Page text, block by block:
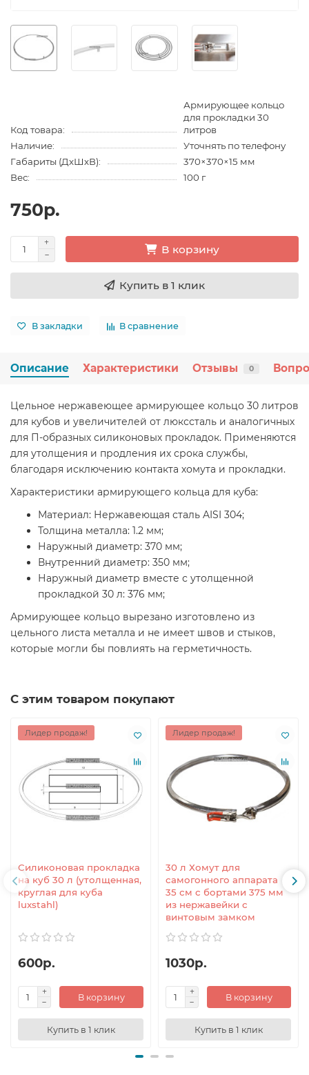
Код товара:
Армирующее кольцо
для прокладки 30
литров
Наличие:
Уточнять по телефону
Габариты (ДхШхВ):
370×370×15 мм
Вес:
100 г
750р.
В корзину
Купить в 1 клик
В закладки В сравнение
Описание Характеристики Отзывы 0
Цельное нержавеющее армирующее кольцо 30 литров
для кубов и увеличителей от люкссталь и аналогичных
для П-образных силиконовых прокладок. Применяются
для утолщения и продления их срока службы,
благодаря исключению контакта хомута и прокладки.
Характеристики армирующего кольца для куба:
Материал: Нержавеющая сталь AISI 304;
Толщина металла: 1.2 мм;
Наружный диаметр: 370 мм;
Внутренний диаметр: 350 мм;
Наружный диаметр вместе с утолщенной
прокладкой 30 л: 376 мм;
Армирующее кольцо вырезано изготовлено из
цельного листа металла и не имеет швов и стыков,
которые могли бы повлиять на герметичность.
С этим товаром покупают
Лидер продаж!
Силиконовая прокладка
на куб 30 л (утолщенная,
круглая для куба
luxstahl)
600р.
В корзину
Купить в 1 клик
Лидер продаж!
30 л Хомут для
самогонного аппарата
35 см с бортами 375 мм
из нержавейки с
винтовым замком
1030р.
В корзину
Купить в 1 клик